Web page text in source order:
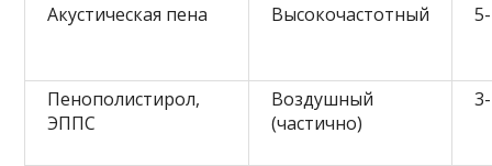
Акустическая пена Высокочастотный
Пенополистирол,
ЭППС
Воздушный
(частично)